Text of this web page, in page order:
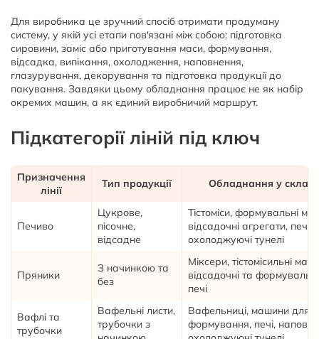
Для виробника це зручний спосіб отримати продуману
систему, у якій усі етапи пов'язані між собою: підготовка
сировини, заміс або приготування маси, формування,
відсадка, випікання, охолодження, наповнення,
глазурування, декорування та підготовка продукції до
пакування. Завдяки цьому обладнання працює не як набір
окремих машин, а як єдиний виробничий маршрут.
Підкатегорії ліній під ключ
Призначення
лінії
Тип продукції Обладнання у складі
Печиво
Цукрове,
пісочне,
відсадне
Тістоміси, формувальні
відсадочні агрегати, печі,
охолоджуючі тунелі
Пряники
З начинкою та
без
Міксери, тістомісильні
відсадочні та
печі
Вафлі та
трубочки
Вафельні листи,
трубочки з
Вафельниці, машини для
формування, печі,